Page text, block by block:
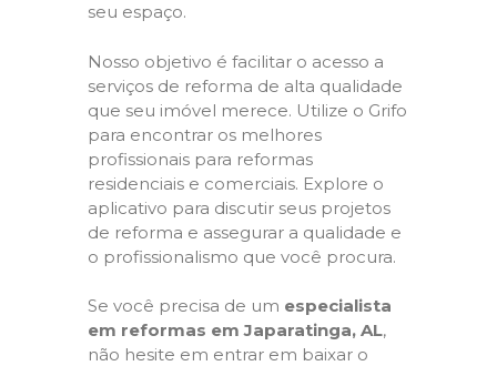
seu espaço.
Nosso objetivo é facilitar o acesso a
serviços de reforma de alta qualidade
que seu imóvel merece. Utilize o Grifo
para encontrar os melhores
profissionais para reformas
residenciais e comerciais. Explore o
aplicativo para discutir seus projetos
de reforma e assegurar a qualidade e
o profissionalismo que você procura.
Se você precisa de um especialista
em reformas em Japaratinga, AL,
não hesite em entrar em baixar o